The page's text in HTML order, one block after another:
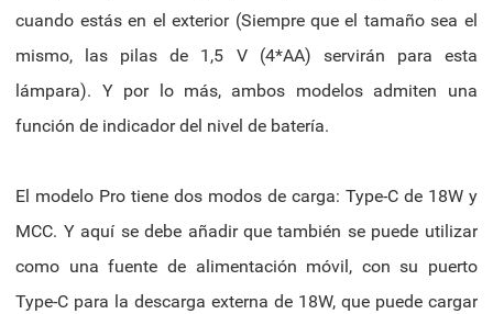
cuando estás en el exterior (Siempre que el tamaño sea el
mismo, las pilas de 1,5 V (4*AA) servirán para esta
lámpara). Y por lo más, ambos modelos admiten una
función de indicador del nivel de batería.
El modelo Pro tiene dos modos de carga: Type-C de 18W y
MCC. Y aquí se debe añadir que también se puede utilizar
como una fuente de alimentación móvil, con su puerto
Type-C para la descarga externa de 18W, que puede cargar